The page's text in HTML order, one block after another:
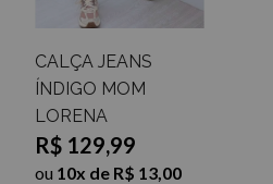
CALÇA JEANS
ÍNDIGO MOM
LORENA
R$ 129,99
ou 10x de R$ 13,00